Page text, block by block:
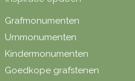
Grafmonumenten
Urnmonumenten
Kindermonumenten
Goedkope grafstenen